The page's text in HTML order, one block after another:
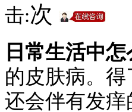
击:次
日常生活中
的皮肤病。
还会伴有发